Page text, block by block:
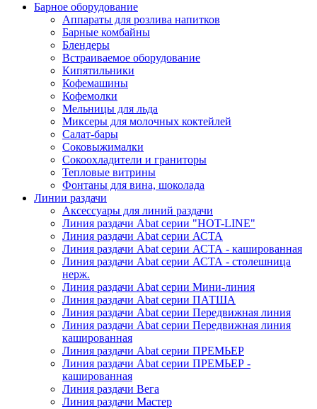
Барное оборудование
Аппараты для розлива напитков
Барные комбайны
Блендеры
Встраиваемое оборудование
Кипятильники
Кофемашины
Кофемолки
Мельницы для льда
Миксеры для молочных коктейлей
Салат-бары
Соковыжималки
Сокоохладители и граниторы
Тепловые витрины
Фонтаны для вина, шоколада
Линии раздачи
Аксессуары для линий раздачи
Линия раздачи Abat серии "HOT-LINE"
Линия раздачи Abat серии АСТА
Линия раздачи Abat серии АСТА - кашированная
Линия раздачи Abat серии АСТА - столешница
нерж.
Линия раздачи Abat серии Мини-линия
Линия раздачи Abat серии ПАТША
Линия раздачи Abat серии Передвижная линия
Линия раздачи Abat серии Передвижная линия
кашированная
Линия раздачи Abat серии ПРЕМЬЕР
Линия раздачи Abat серии ПРЕМЬЕР -
кашированная
Линия раздачи Вега
Линия раздачи Мастер